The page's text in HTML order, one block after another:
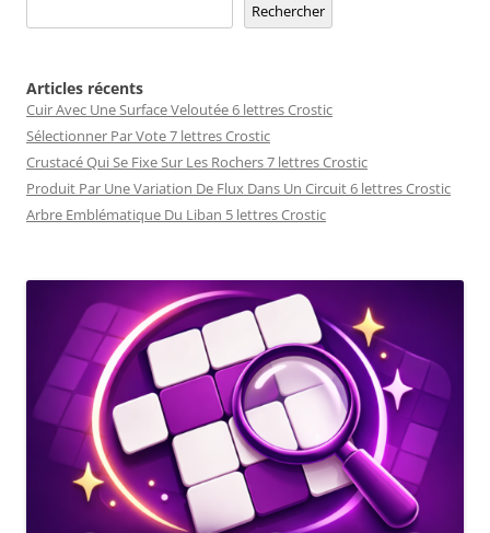
Rechercher
Articles récents
Cuir Avec Une Surface Veloutée 6 lettres Crostic
Sélectionner Par Vote 7 lettres Crostic
Crustacé Qui Se Fixe Sur Les Rochers 7 lettres Crostic
Produit Par Une Variation De Flux Dans Un Circuit 6 lettres Crostic
Arbre Emblématique Du Liban 5 lettres Crostic